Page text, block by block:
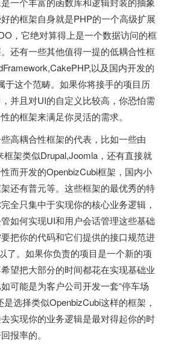
的框架自身就是PHP的一个高级扩展
，它绝对算得上是一个数据访问的框
还有一些其他值得一提的低耦合性框
以及国内开发的
于这个范畴。如果你将接手的项目历
并且对UI的自定义比较高，你恐怕需
的框架来满足你灵活的需求。
高耦合性框架的代表，比如一些由
框架类似Drupal,Joomla，还有直接就
而开发的OpenbizCubi框架，国内小
还有普元等。这些框架的最优秀的特
全只集中于实现你的核心业务逻辑，
如何实现UI和用户会话管理这些基础
把你的代码和它们提供的接口规范进
了。如果你负责的项目是一个新的项
望把大部分的时间都花在实现基础业
可能是为客户公司开发一套“停车场
是选择类似OpenbizCubi这样的框架，
实现你的业务逻辑是最对得起你的时
报率的。